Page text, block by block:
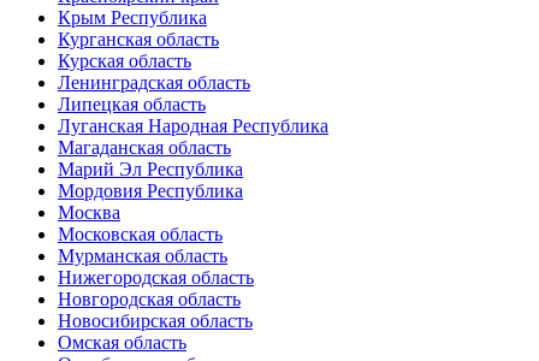
Крым Республика
Курганская область
Курская область
Ленинградская область
Липецкая область
Луганская Народная Республика
Магаданская область
Марий Эл Республика
Мордовия Республика
Москва
Московская область
Мурманская область
Нижегородская область
Новгородская область
Новосибирская область
Омская область